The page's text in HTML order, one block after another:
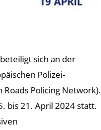
sich an der
Polizei-
Roads Policing Network).
bis 21. April 2024 statt.